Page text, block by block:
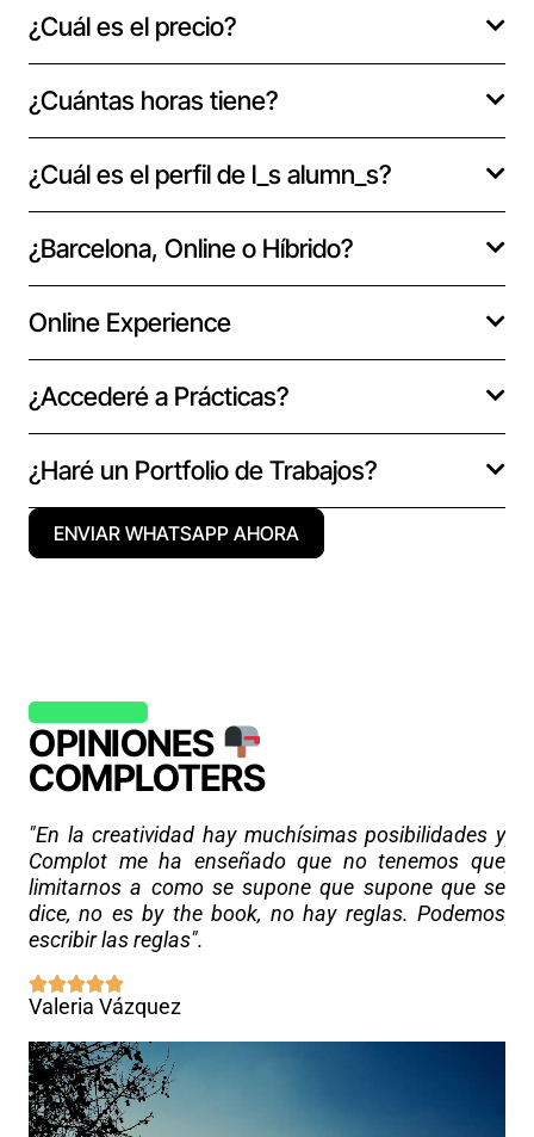
¿Cuál es el precio?
¿Cuántas horas tiene?
¿Cuál es el perfil de l_s alumn_s?
¿Barcelona, Online o Híbrido?
Online Experience
¿Accederé a Prácticas?
¿Haré un Portfolio de Trabajos?
ENVIAR WHATSAPP AHORA
OPINIONES
COMPLOTERS
"En la creatividad hay muchísimas posibilidades y
Complot me ha enseñado que no tenemos que
limitarnos a como se supone que supone que se
dice, no es by the book, no hay reglas. Podemos
escribir las reglas".
Valeria Vázquez